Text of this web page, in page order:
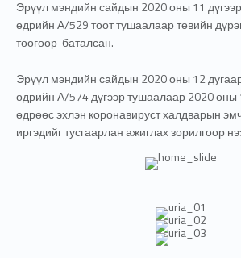
Эрүүл мэндийн сайдын 2020 оны 11
өдрийн А/529 тоот тушаалаар төвийн
тоогоор баталсан.
Эрүүл мэндийн сайдын 2020 оны 12
өдрийн А/574 дүгээр тушаалаар 2020 оны
өдрөөс эхлэн коронавируст халдварын
иргэдийг тусгаарлан ажиглах зорилгоор